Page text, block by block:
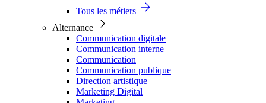
Tous les métiers
Alternance
Communication digitale
Communication interne
Communication
Communication publique
Direction artistique
Marketing Digital